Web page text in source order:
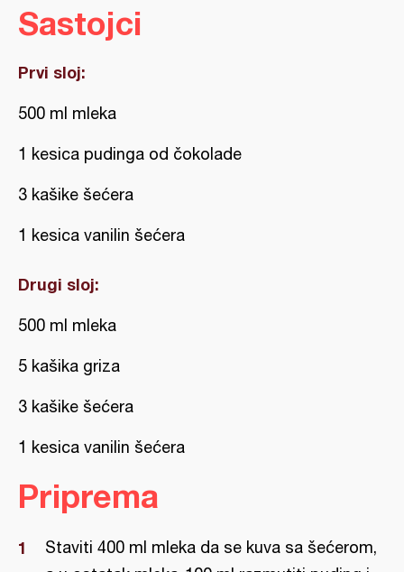
Sastojci
Prvi sloj:
500 ml mleka
1 kesica pudinga od čokolade
3 kašike šećera
1 kesica vanilin šećera
Drugi sloj:
500 ml mleka
5 kašika griza
3 kašike šećera
1 kesica vanilin šećera
Priprema
Staviti 400 ml mleka da se kuva sa šećerom,